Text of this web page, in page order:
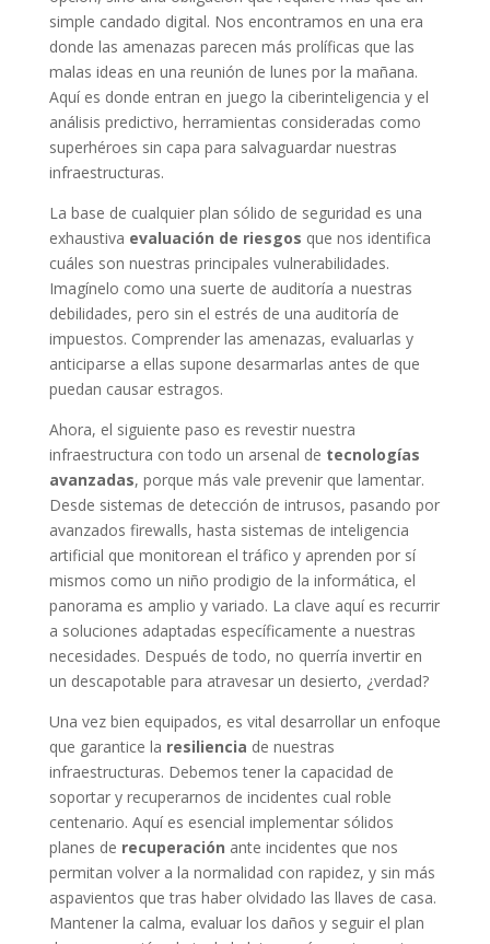
simple candado digital. Nos encontramos en una era
donde las amenazas parecen más prolíficas que las
malas ideas en una reunión de lunes por la mañana.
Aquí es donde entran en juego la ciberinteligencia y el
análisis predictivo, herramientas consideradas como
superhéroes sin capa para salvaguardar nuestras
infraestructuras.
La base de cualquier plan sólido de seguridad es una
exhaustiva evaluación de riesgos que nos identifica
cuáles son nuestras principales vulnerabilidades.
Imagínelo como una suerte de auditoría a nuestras
debilidades, pero sin el estrés de una auditoría de
impuestos. Comprender las amenazas, evaluarlas y
anticiparse a ellas supone desarmarlas antes de que
puedan causar estragos.
Ahora, el siguiente paso es revestir nuestra
infraestructura con todo un arsenal de tecnologías
avanzadas, porque más vale prevenir que lamentar.
Desde sistemas de detección de intrusos, pasando por
avanzados firewalls, hasta sistemas de inteligencia
artificial que monitorean el tráfico y aprenden por sí
mismos como un niño prodigio de la informática, el
panorama es amplio y variado. La clave aquí es recurrir
a soluciones adaptadas específicamente a nuestras
necesidades. Después de todo, no querría invertir en
un descapotable para atravesar un desierto, ¿verdad?
Una vez bien equipados, es vital desarrollar un enfoque
que garantice la resiliencia de nuestras
infraestructuras. Debemos tener la capacidad de
soportar y recuperarnos de incidentes cual roble
centenario. Aquí es esencial implementar sólidos
planes de recuperación ante incidentes que nos
permitan volver a la normalidad con rapidez, y sin más
aspavientos que tras haber olvidado las llaves de casa.
Mantener la calma, evaluar los daños y seguir el plan